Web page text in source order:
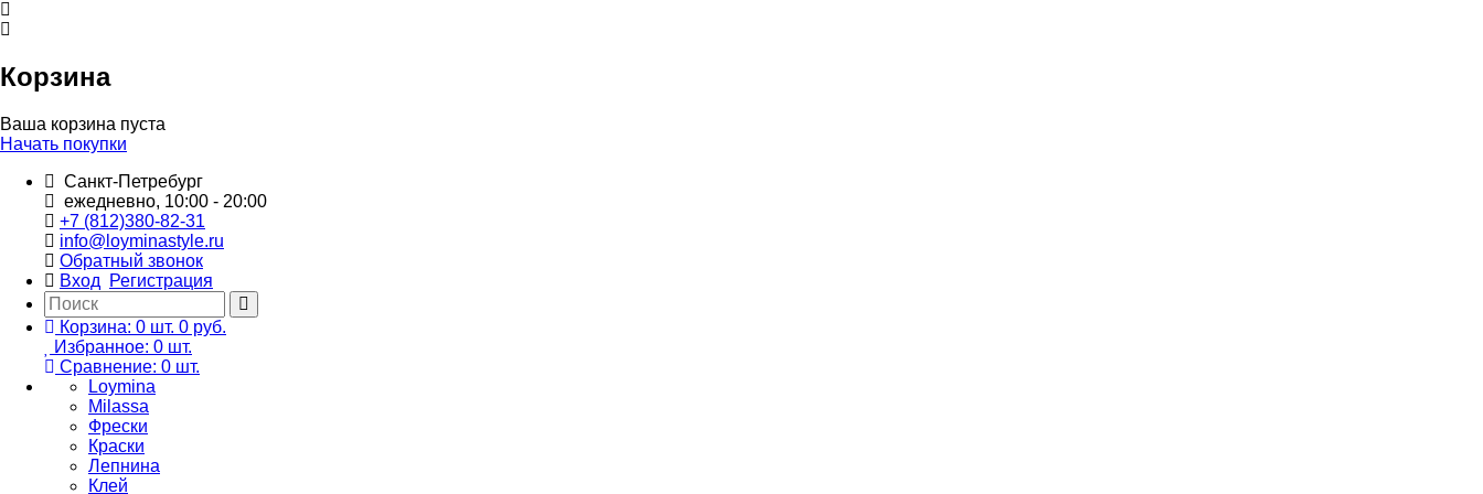
Корзина
Ваша корзина пуста
Начать покупки
Санкт-Петребург
ежедневно, 10:00 - 20:00
+7 (812)380-82-31
info@loyminastyle.ru
Обратный звонок
Вход
Регистрация
Корзина: 0 шт. 0 руб.
Избранное: 0 шт.
Сравнение: 0 шт.
Loymina
Milassa
Фрески
Краски
Лепнина
Клей